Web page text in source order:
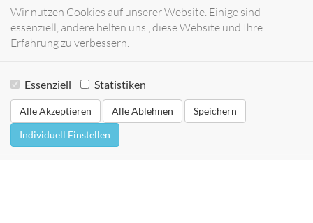
Wir nutzen Cookies auf unserer Website. Einige sind
essenziell, andere helfen uns , diese Website und Ihre
Erfahrung zu verbessern.
Essenziell Statistiken
Alle Akzeptieren Alle Ablehnen
Speichern
Individuell Einstellen